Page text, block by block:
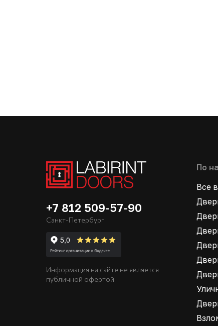
+7 812 509-57-90
Санкт-Петербург
Информация на сайте не является
публичной офертой
По
Все